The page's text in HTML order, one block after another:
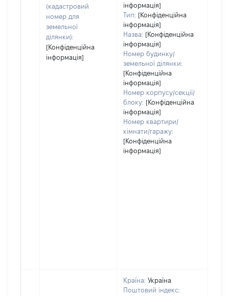
(кадастровий
номер для
земельної
ділянки):
[Конфіденційна
інформація]
інформація]
Тип: [Конфіденційна
інформація]
Назва: [Конфіденційна
інформація]
Номер будинку/
земельної ділянки:
[Конфіденційна
інформація]
Номер корпусу/секції/
блоку: [Конфіденційна
інформація]
Номер квартири/
кімнати/гаражу:
[Конфіденційна
інформація]
Країна: Україна
Поштовий індекс: